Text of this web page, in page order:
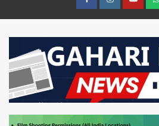
FacebookInstagram